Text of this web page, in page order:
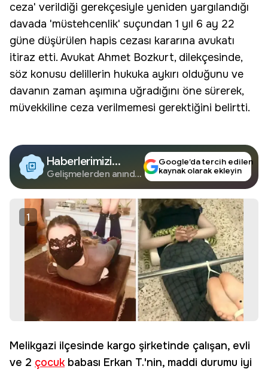
ceza' verildiği gerekçesiyle yeniden yargılandığı
davada 'müstehcenlik' suçundan 1 yıl 6 ay 22
güne düşürülen hapis cezası kararına avukatı
itiraz etti. Avukat Ahmet Bozkurt, dilekçesinde,
söz konusu delillerin hukuka aykırı olduğunu ve
davanın zaman aşımına uğradığını öne sürerek,
müvekkiline ceza verilmemesi gerektiğini belirtti.
Haberlerimizi
Google'da Takip
Edin
Gelişmelerden anında
Google’da tercih edilen
kaynak olarak ekleyin
1
Melikgazi ilçesinde kargo şirketinde çalışan, evli
ve 2 çocukbabası Erkan T.'nin, maddi durumu iyi